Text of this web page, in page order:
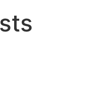
외제약